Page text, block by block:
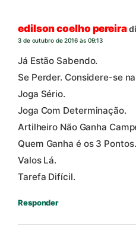
edilson coelho pereira
3 de outubro de 2016 às 09:13
Já Estão Sabendo.
Se Perder. Considere-se
Joga Sério.
Joga Com Determinação.
Artilheiro Não Ganha
Quem Ganha é os 3 Pontos.
Valos Lá.
Tarefa Difícil.
Responder